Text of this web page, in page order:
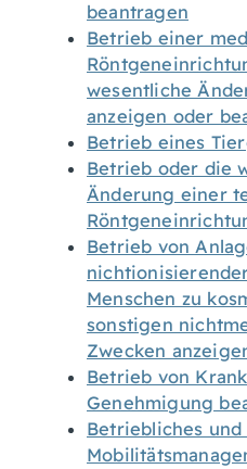
beantragen
Betrieb einer
wesentliche
anzeigen oder
Betrieb eines
Betrieb oder die
Änderung einer
Betrieb von
Menschen zu
sonstigen
Zwecken
Betrieb von
Genehmigung
Betriebliches